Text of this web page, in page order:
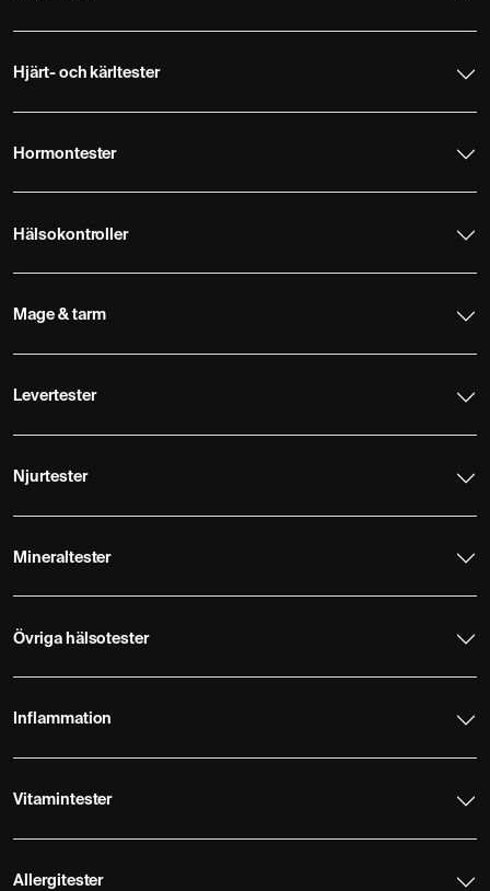
Hjärt- och kärltester
Hormontester
Hälsokontroller
Mage & tarm
Levertester
Njurtester
Mineraltester
Övriga hälsotester
Inflammation
Vitamintester
Allergitester